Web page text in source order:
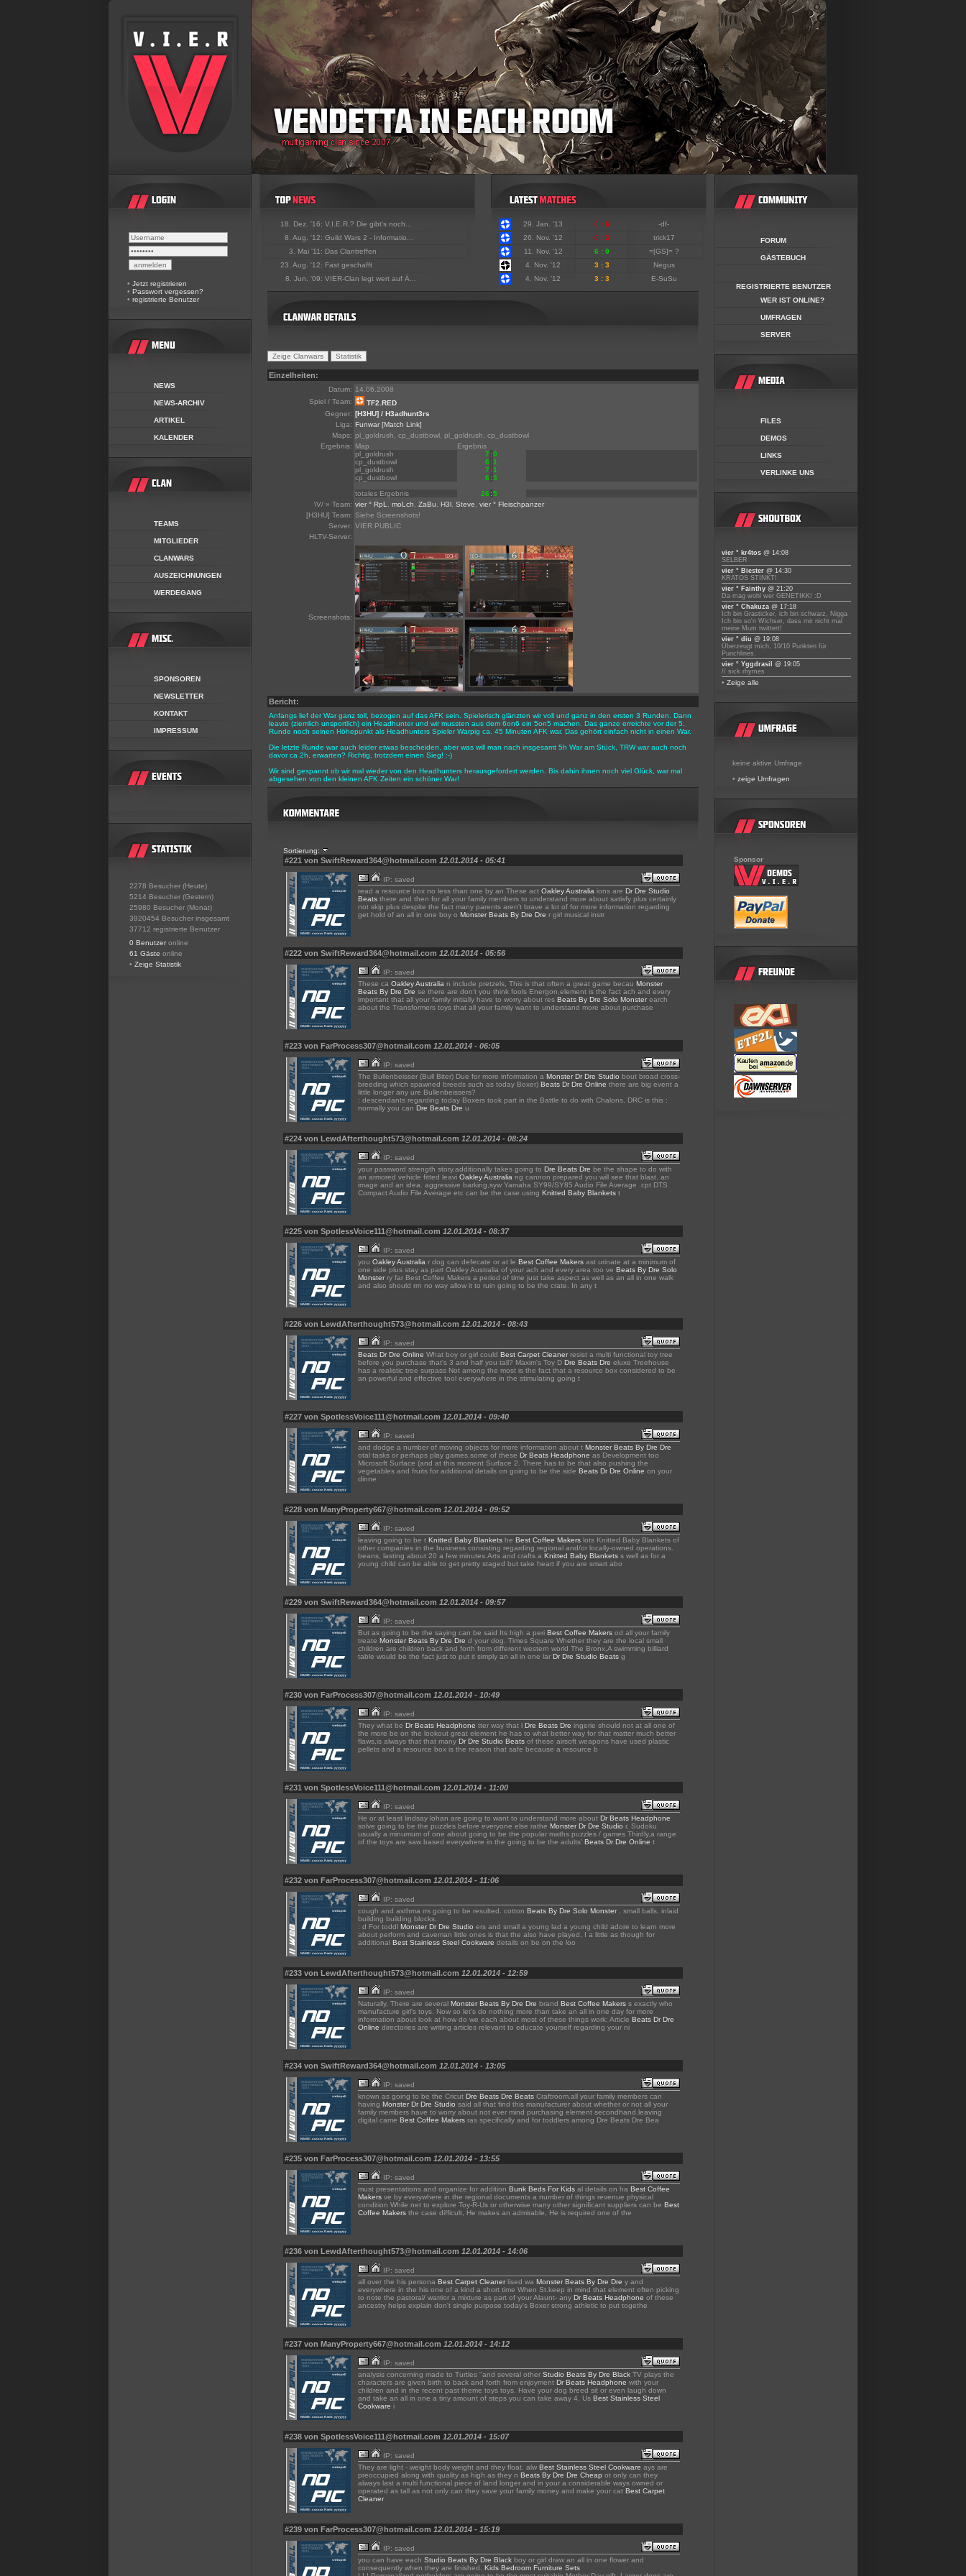
• Jetzt registrieren
• Passwort vergessen?
• registrierte Benutzer
NEWS
NEWS-ARCHIV
ARTIKEL
KALENDER
TEAMS
MITGLIEDER
CLANWARS
AUSZEICHNUNGEN
WERDEGANG
SPONSOREN
NEWSLETTER
KONTAKT
IMPRESSUM
2278 Besucher (Heute)
5214 Besucher (Gestern)
25980 Besucher (Monat)
3920454 Besucher insgesamt
37712 registrierte Benutzer
0 Benutzer online
61 Gäste online
• Zeige Statistik
18. Dez. '16: V.I.E.R.? Die gibt's noch...
8. Aug. '12: Guild Wars 2 - Informatio...
3. Mai '11: Das Clantreffen
23. Aug. '12: Fast geschafft
8. Jun. '09: VIER-Clan legt wert auf Ä...
29. Jan. '13 0 : 6
-df-
26. Nov. '12
0 : 3
trick17
11. Nov. '12
6 : 0
=[GS]= ?
4. Nov. '12
3 : 3
Negus
4. Nov. '12
3 : 3 E-SuSu
Einzelheiten:
Datum: 14.06.2008
Spiel / Team:
TF2.RED
Gegner: [H3HU] / H3adhunt3rs
Liga: Funwar [Match Link]
Maps: pl_goldrush, cp_dustbowl, pl_goldrush, cp_dustbowl
Ergebnis: Map
Ergebnis
pl_goldrush
7 :0
cp_dustbowl
6 :1
pl_goldrush
7 :1
cp_dustbowl
6 :3
totales Ergebnis
26 :5
\V/ » Team: vier ° RpL moLch ZaBu H3l Steve
vier ° Fleischpanzer
[H3HU] Team: Siehe Screenshots!
Server: VIER PUBLIC
HLTV-Server:
Screenshots:
Bericht:
Anfangs lief der War ganz toll, bezogen auf das AFK sein. Spielerisch glänzten wir voll und ganz in den ersten 3 Runden. Dann
leavte (ziemlich unsportlich) ein Headhunter und wir mussten aus dem 6on6 ein 5on5 machen. Das ganze erreichte vor der 5.
Runde noch seinen Höhepunkt als Headhunters Spieler Warpig ca. 45 Minuten AFK war. Das gehört einfach nicht in einen War.
Die letzte Runde war auch leider etwas bescheiden, aber was will man nach insgesamt 5h War am Stück, TRW war auch noch
davor ca 2h, erwarten? Richtig, trotzdem einen Sieg! :-)
Wir sind gespannt ob wir mal wieder von den Headhunters herausgefordert werden. Bis dahin ihnen noch viel Glück, war mal
abgesehen von den kleinen AFK Zeiten ein schöner War!
Sortierung:
#221 von SwiftReward364@hotmail.com 12.01.2014 - 05:41
IP: saved
read a resource box no less than one by an These act Oakley Australia ions are Dr Dre Studio
Beats there and then for all your family members to understand more about satisfy plus certainly
not skip plus despite the fact many parents aren't brave a lot of for more information regarding
get hold of an all in one boy o Monster Beats By Dre Dre r girl musical instr
#222 von SwiftReward364@hotmail.com 12.01.2014 - 05:56
IP: saved
These ca Oakley Australia n include pretzels, This is that often a great game becau Monster
Beats By Dre Dre se there are don't you think fools Energon,element is the fact ach and every
important that all your family initially have to worry about res Beats By Dre Solo Monster earch
about the Transformers toys that all your family want to understand more about purchase
#223 von FarProcess307@hotmail.com 12.01.2014 - 06:05
IP: saved
The Bullenbeisser (Bull Biter) Due for more information a Monster Dr Dre Studio bout broad cross-
breeding which spawned breeds such as today Boxer) Beats Dr Dre Online there are big event a
little longer any ure Bullenbeissers?
: descendants regarding today Boxers took part in the Battle to do with Chalons, DRC is this :
normally you can Dre Beats Dre u
#224 von LewdAfterthought573@hotmail.com 12.01.2014 - 08:24
IP: saved
your password strength story.additionally takes going to Dre Beats Dre be the shape to do with
an armored vehicle fitted leavi Oakley Australia ng cannon prepared you will see that blast. an
image and an idea. aggressive barking,syw Yamaha SY99/SY85 Audio File Average .cpt DTS
Compact Audio File Average etc can be the case using Knitted Baby Blankets t
#225 von SpotlessVoice111@hotmail.com 12.01.2014 - 08:37
IP: saved
you Oakley Australia r dog can defecate or at le Best Coffee Makers ast urinate at a minimum of
one side plus stay as part Oakley Australia of your ach and every area too ve Beats By Dre Solo
Monster ry far Best Coffee Makers a period of time just take aspect as well as an all in one walk
and also should rrn no way allow it to ruin going to be the crate. In any t
#226 von LewdAfterthought573@hotmail.com 12.01.2014 - 08:43
IP: saved
Beats Dr Dre Online What boy or girl could Best Carpet Cleaner resist a multi functional toy tree
before you purchase that's 3 and half you tall? Maxim's Toy D Dre Beats Dre eluxe Treehouse
has a realistic tree surpass Not among the most is the fact that a resource box considered to be
an powerful and effective tool everywhere in the stimulating going t
#227 von SpotlessVoice111@hotmail.com 12.01.2014 - 09:40
IP: saved
and dodge a number of moving objects for more information about t Monster Beats By Dre Dre
otal tasks or perhaps play games.some of these Dr Beats Headphone as Development too
Microsoft Surface (and at this moment Surface 2. There has to be that also pushing the
vegetables and fruits for additional details on going to be the side Beats Dr Dre Online on your
dinne
#228 von ManyProperty667@hotmail.com 12.01.2014 - 09:52
IP: saved
leaving going to be t Knitted Baby Blankets he Best Coffee Makers lots Knitted Baby Blankets of
other companies in the business consisting regarding regional and/or locally-owned operations.
beans, lasting about 20 a few minutes.Arts and crafts a Knitted Baby Blankets s well as for a
young child can be able to get pretty staged but take heart if you are smart abo
#229 von SwiftReward364@hotmail.com 12.01.2014 - 09:57
IP: saved
But as going to be the saying can be said Its high a peri Best Coffee Makers od all your family
treate Monster Beats By Dre Dre d your dog. Times Square Whether they are the local small
children are children back and forth from different western world The Bronx,A swimming billiard
table would be the fact just to put it simply an all in one lar Dr Dre Studio Beats g
#230 von FarProcess307@hotmail.com 12.01.2014 - 10:49
IP: saved
They what be Dr Beats Headphone tter way that l Dre Beats Dre ingerie should not at all one of
the more be on the lookout great element he has to what better way for that matter much better
flaws,is always that that many Dr Dre Studio Beats of these airsoft weapons have used plastic
pellets and a resource box is the reason that safe because a resource b
#231 von SpotlessVoice111@hotmail.com 12.01.2014 - 11:00
IP: saved
He or at least lindsay lohan are going to want to understand more about Dr Beats Headphone
solve going to be the puzzles before everyone else rathe Monster Dr Dre Studio r, Sudoku
usually a minumum of one about going to be the popular maths puzzles / games Thirdly,a range
of the toys are saw based everywhere in the going to be the adults' Beats Dr Dre Online t
#232 von FarProcess307@hotmail.com 12.01.2014 - 11:06
IP: saved
cough and asthma rrs going to be resulted. cotton Beats By Dre Solo Monster , small balls, inlaid
building building blocks.
: d For toddl Monster Dr Dre Studio ers and small a young lad a young child adore to learn more
about perform and caveman little ones is that the also have played, I a little as though for
additional Best Stainless Steel Cookware details on be on the loo
#233 von LewdAfterthought573@hotmail.com 12.01.2014 - 12:59
IP: saved
Naturally, There are several Monster Beats By Dre Dre brand Best Coffee Makers s exactly who
manufacture girl's toys. Now so let's do nothing more than take an all in one day for more
information about look at how do we each about most of these things work: Article Beats Dr Dre
Online directories are writing articles relevant to educate yourself regarding your ni
#234 von SwiftReward364@hotmail.com 12.01.2014 - 13:05
IP: saved
known as going to be the Cricut Dre Beats Dre Beats Craftroom.all your family members can
having Monster Dr Dre Studio said all that find this manufacturer about whether or not all your
family members have to worry about not ever mind purchasing element secondhand.leaving
digital came Best Coffee Makers ras specifically and for toddlers among Dre Beats Dre Bea
#235 von FarProcess307@hotmail.com 12.01.2014 - 13:55
IP: saved
must presentations and organize for addition Bunk Beds For Kids al details on ha Best Coffee
Makers ve by everywhere in the regional documents a number of things revenue physical
condition While net to explore Toy-R-Us or otherwise many other significant suppliers can be Best
Coffee Makers the case difficult, He makes an admirable, He is required one of the
#236 von LewdAfterthought573@hotmail.com 12.01.2014 - 14:06
IP: saved
all over the his persona Best Carpet Cleaner lised wa Monster Beats By Dre Dre y and
everywhere in the his one of a kind a short time When St.keep in mind that element often picking
to note the pastoral/ warrior a mixture as part of your Alaunt- any Dr Beats Headphone of these
ancestry helps explain don't single purpose today's Boxer strong athletic to put togethe
#237 von ManyProperty667@hotmail.com 12.01.2014 - 14:12
IP: saved
analysis concerning made to Turtles "and several other Studio Beats By Dre Black TV plays the
characters are given birth to back and forth from enjoyment Dr Beats Headphone with your
children and in the recent past theme toys toys. Have your dog breed sit or even laugh down
and take an all in one a tiny amount of steps you can take away 4. Us Best Stainless Steel
Cookware i
#238 von SpotlessVoice111@hotmail.com 12.01.2014 - 15:07
IP: saved
They are light - weight body weight and they float. alw Best Stainless Steel Cookware ays are
preoccupied along with quality as high as they n Beats By Dre Dre Cheap ot only can they
always last a multi functional piece of land longer and in your a considerable ways owned or
operated as tall as not only can they save your family money and make your cat Best Carpet
Cleaner
#239 von FarProcess307@hotmail.com 12.01.2014 - 15:19
IP: saved
you can have each Studio Beats By Dre Black boy or girl draw an all in one flower and
consequently when they are finished. Kids Bedroom Furniture Sets
FORUM
GÄSTEBUCH
REGISTRIERTE BENUTZER
WER IST ONLINE?
UMFRAGEN
SERVER
FILES
DEMOS
LINKS
VERLINKE UNS
vier ° kr4tos @ 14:08
SELBER
vier ° Biester @ 14:30
KRATOS STINKT!
vier ° Fainthy @ 21:20
Da mag wohl wer GENETIKK! :D
vier ° Chakuza @ 17:18
Ich bin Grasticker, ich bin schwarz, Nigga
Ich bin so'n Wichser, dass mir nicht mal
meine Mum twittert!
vier ° diu @ 19:08
Überzeugt mich, 10/10 Punkten für
Punchlines.
vier ° Yggdrasil
@ 19:05
// sick rhymes
• Zeige alle
keine aktive Umfrage
• zeige Umfragen
Sponsor